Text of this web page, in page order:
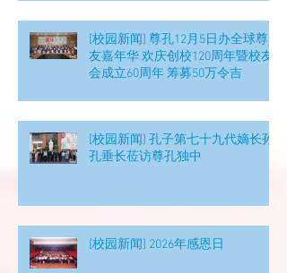
[校园新闻] 尊孔12月5日办全球尊
友嘉年华 欢庆创校120周年暨校友
会成立60周年 筹募50万令吉
[校园新闻] 孔子第七十九代嫡长孙
孔垂长莅访尊孔独中
[校园新闻] 2026年感恩日